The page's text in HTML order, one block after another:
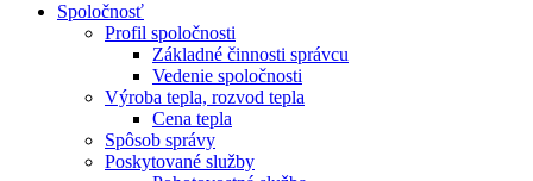
Spoločnosť
Profil spoločnosti
Základné činnosti správcu
Vedenie spoločnosti
Výroba tepla, rozvod tepla
Cena tepla
Spôsob správy
Poskytované služby